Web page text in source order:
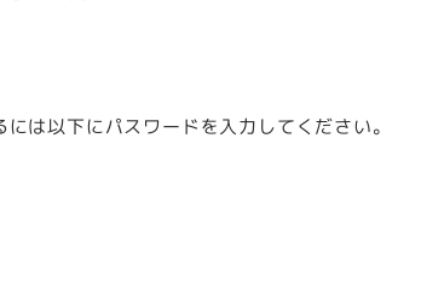
は以下にパスワードを入力してください。